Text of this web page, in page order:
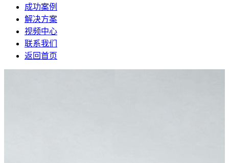
成功案例
解决方案
视频中心
联系我们
返回首页